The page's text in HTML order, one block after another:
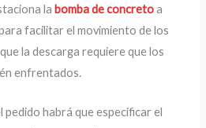
la bomba de concretoa
facilitar el movimiento de los
la descarga requiere que los
enfrentados.
pedido habrá que especificar el